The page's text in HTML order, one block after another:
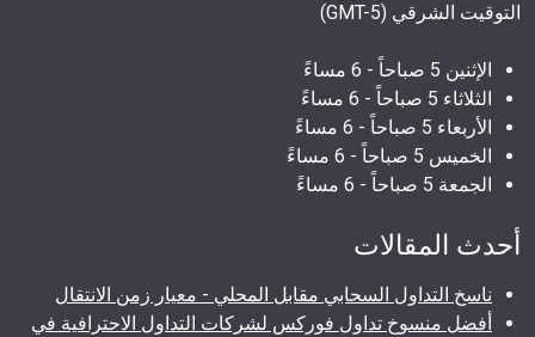
التوقيت الشرقي (GMT-5)
الإثنين 5 صباحاً - 6 مساءً
الثلاثاء 5 صباحاً - 6 مساءً
الأربعاء 5 صباحاً - 6 مساءً
الخميس 5 صباحاً - 6 مساءً
الجمعة 5 صباحاً - 6 مساءً
أحدث المقالات
ناسخ التداول السحابي مقابل المحلي - معيار زمن الانتقال
أفضل منسوخ تداول فوركس لشركات التداول الاحترافية في